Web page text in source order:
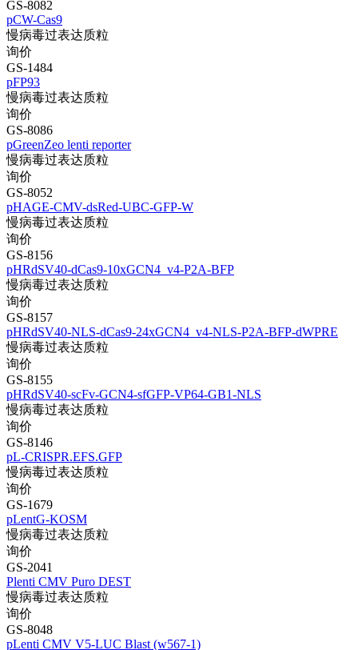
GS-8082
pCW-Cas9
慢病毒过表达质粒
询价
GS-1484
pFP93
慢病毒过表达质粒
询价
GS-8086
pGreenZeo lenti reporter
慢病毒过表达质粒
询价
GS-8052
pHAGE-CMV-dsRed-UBC-GFP-W
慢病毒过表达质粒
询价
GS-8156
pHRdSV40-dCas9-10xGCN4_v4-P2A-BFP
慢病毒过表达质粒
询价
GS-8157
pHRdSV40-NLS-dCas9-24xGCN4_v4-NLS-P2A-BFP-dWPRE
慢病毒过表达质粒
询价
GS-8155
pHRdSV40-scFv-GCN4-sfGFP-VP64-GB1-NLS
慢病毒过表达质粒
询价
GS-8146
pL-CRISPR.EFS.GFP
慢病毒过表达质粒
询价
GS-1679
pLentG-KOSM
慢病毒过表达质粒
询价
GS-2041
Plenti CMV Puro DEST
慢病毒过表达质粒
询价
GS-8048
pLenti CMV V5-LUC Blast (w567-1)